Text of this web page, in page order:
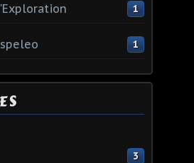
1
1
3